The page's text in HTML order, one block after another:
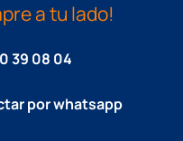
a tu lado!
39 08 04
por whatsapp